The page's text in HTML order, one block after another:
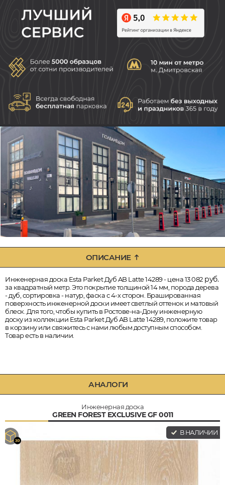
ОПИСАНИЕ
Инженерная доска Esta Parket Дуб AB Latte 14289 - цена 13 082руб.
за квадратный метр. Это покрытие толщиной 14 мм, порода дерева
- дуб, сортировка - натур, фаска с 4-х сторон. Брашированная
поверхность инженерной доски имеет светлый оттенок и матовый
блеск. Для того, чтобы купить в Ростове-на-Дону инженерную
доску из коллекции Esta Parket Дуб AB Latte 14289, положите товар
в корзину или свяжитесь с нами любым доступным способом.
Товар есть в наличии.
АНАЛОГИ
Инженерная доска
GREEN FOREST EXCLUSIVE GF 0011
В НАЛИЧИИ